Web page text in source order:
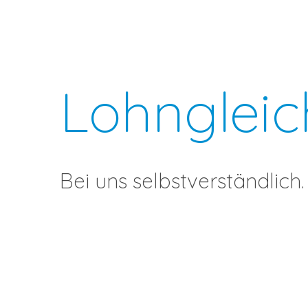
Bei uns selbstverständlich.